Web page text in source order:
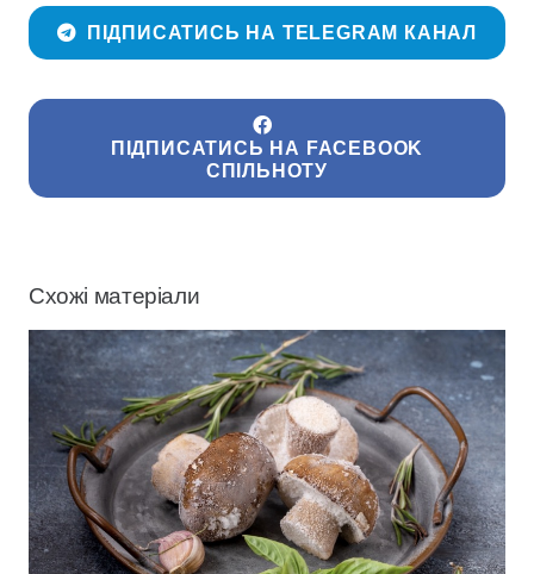
ПІДПИСАТИСЬ НА TELEGRAM КАНАЛ
ПІДПИСАТИСЬ НА FACEBOOK
СПІЛЬНОТУ
Схожі матеріали